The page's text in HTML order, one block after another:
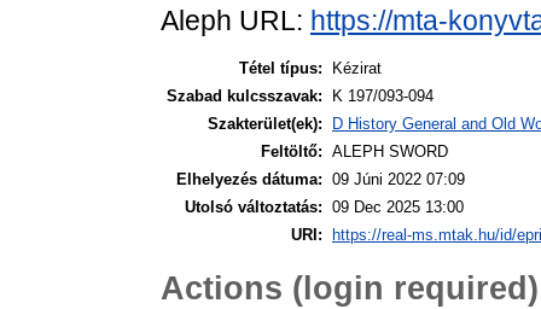
Aleph URL: https://mta-
Tétel típus:
Kézirat
Szabad kulcsszavak:
K 197/093-094
Szakterület(ek):
D History General and Old
Feltöltő: ALEPH SWORD
Elhelyezés dátuma: 09 Júni 2022 07:09
Utolsó változtatás: 09 Dec 2025 13:00
URI:
https://real-ms.mtak.hu/id/
Actions (login required)